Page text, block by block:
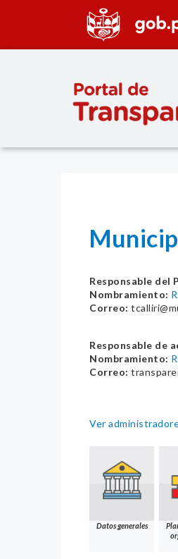
Responsable del
Nombramiento:
Correo:
Responsable de
Nombramiento:
Correo:
Ver
Datos generales